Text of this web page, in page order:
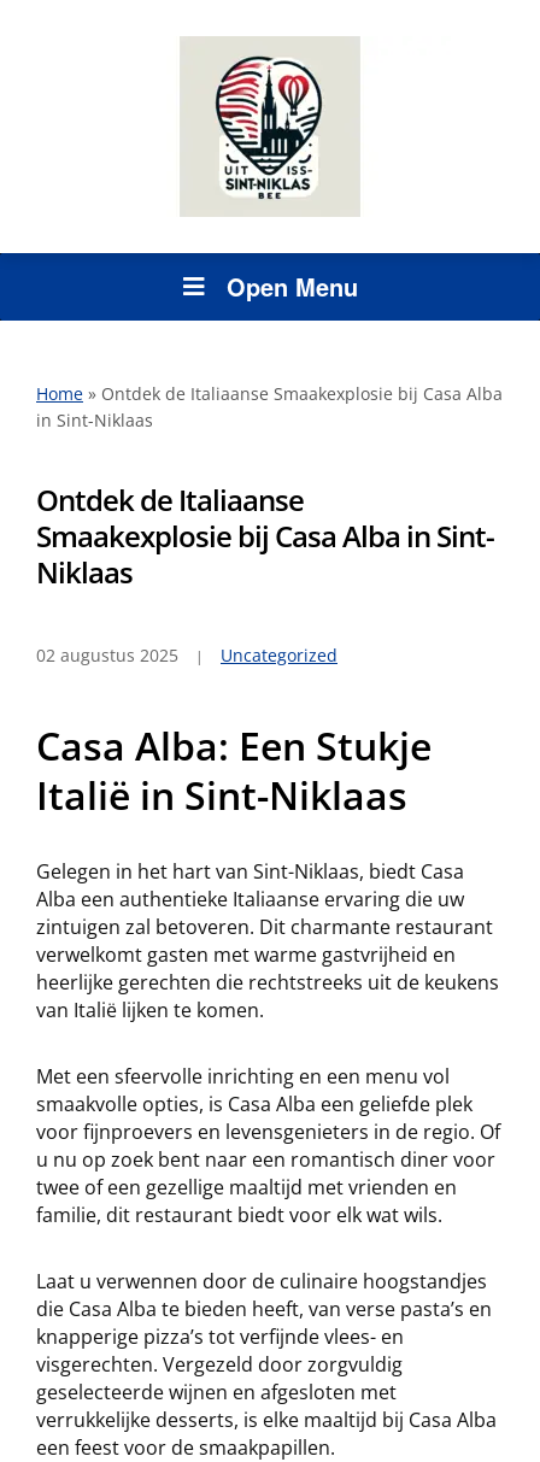
Open Menu
Home » Ontdek de Italiaanse Smaakexplosie bij Casa Alba
in Sint-Niklaas
Ontdek de Italiaanse
Smaakexplosie bij Casa Alba in Sint-
Niklaas
02 augustus 2025 Uncategorized
Casa Alba: Een Stukje
Italië in Sint-Niklaas
Gelegen in het hart van Sint-Niklaas, biedt Casa
Alba een authentieke Italiaanse ervaring die uw
zintuigen zal betoveren. Dit charmante restaurant
verwelkomt gasten met warme gastvrijheid en
heerlijke gerechten die rechtstreeks uit de keukens
van Italië lijken te komen.
Met een sfeervolle inrichting en een menu vol
smaakvolle opties, is Casa Alba een geliefde plek
voor fijnproevers en levensgenieters in de regio. Of
u nu op zoek bent naar een romantisch diner voor
twee of een gezellige maaltijd met vrienden en
familie, dit restaurant biedt voor elk wat wils.
Laat u verwennen door de culinaire hoogstandjes
die Casa Alba te bieden heeft, van verse pasta’s en
knapperige pizza’s tot verfijnde vlees- en
visgerechten. Vergezeld door zorgvuldig
geselecteerde wijnen en afgesloten met
verrukkelijke desserts, is elke maaltijd bij Casa Alba
een feest voor de smaakpapillen.